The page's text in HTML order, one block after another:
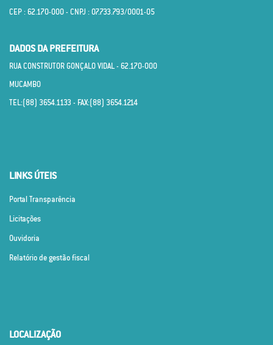
CEP : 62.170­-000 - CNPJ : 07.733.793/0001­-05
DADOS DA PREFEITURA
RUA CONSTRUTOR GONÇALO VIDAL - 62.170­-000
MUCAMBO
TEL:(88) 3654.1133 - FAX:(88) 3654.1214
LINKS ÚTEIS
Portal Transparência
Licitações
Ouvidoria
Relatório de gestão fiscal
LOCALIZAÇÃO